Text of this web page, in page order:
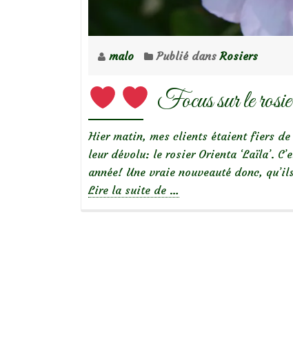
malo Publié dansRosiers
Focus sur le
Hier matin, mes clients étaient fiers
leur dévolu: le rosier Orienta ‘Laïla’.
année! Une vraie nouveauté donc,
Lire la suite de à
…